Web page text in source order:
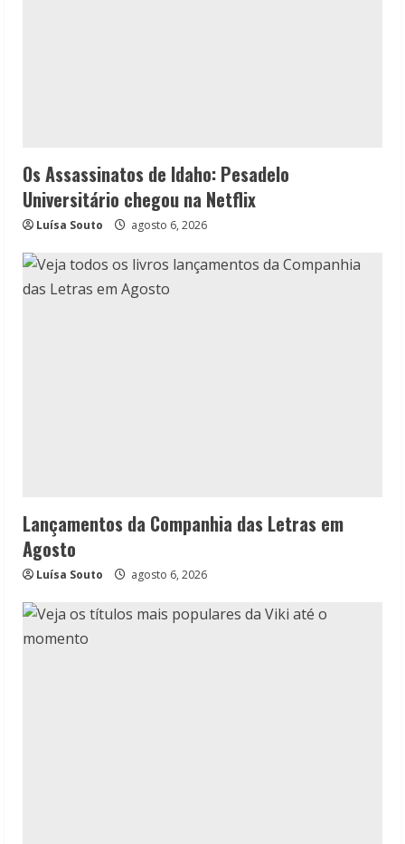
Os Assassinatos de Idaho: Pesadelo
Universitário chegou na Netflix
Luísa Souto agosto 6, 2026
Lançamentos da Companhia das Letras em
Agosto
Luísa Souto agosto 6, 2026